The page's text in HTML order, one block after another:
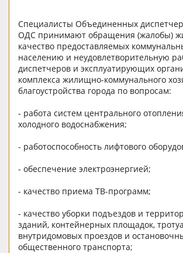
Специалисты Объединенных
ОДС принимают обращения (жалобы)
качество предоставляемых
населению и неудовлетворительную
диспетчеров и эксплуатирующих
комплекса жилищно-коммунального
благоустройства города по вопросам:
- работа систем центрального
холодного водоснабжения;
- работоспособность лифтового
- обеспечение электроэнергией;
- качество приема ТВ-программ;
- качество уборки подъездов и
зданий, контейнерных площадок,
внутридомовых проездов и
общественного транспорта;